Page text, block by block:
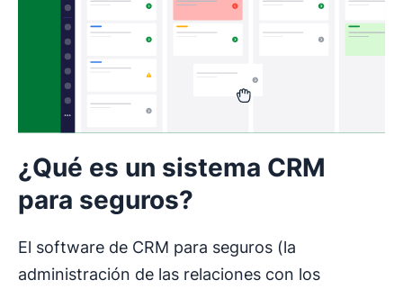
¿Qué es un sistema CRM
para seguros?
El software de CRM para seguros (la
administración de las relaciones con los